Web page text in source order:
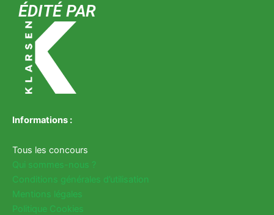
ÉDITÉ PAR
Informations :
Tous les concours
Qui sommes-nous ?
Conditions générales d’utilisation
Mentions légales
Politique Cookies